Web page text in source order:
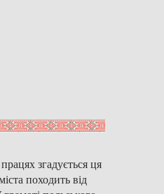
згадується ця
походить від